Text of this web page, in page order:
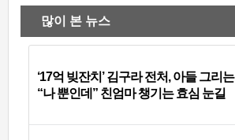
많이 본 뉴스
‘17억 빚잔치’ 김구라 전처, 아들 그리는
“나 뿐인데” 친엄마 챙기는 효심 눈길